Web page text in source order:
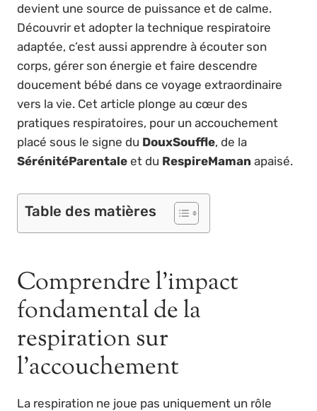
devient une source de puissance et de calme.
Découvrir et adopter la technique respiratoire
adaptée, c’est aussi apprendre à écouter son
corps, gérer son énergie et faire descendre
doucement bébé dans ce voyage extraordinaire
vers la vie. Cet article plonge au cœur des
pratiques respiratoires, pour un accouchement
placé sous le signe du DouxSouffle, de la
SérénitéParentale et du RespireMaman apaisé.
Table des matières
Comprendre l’impact
fondamental de la
respiration sur
l’accouchement
La respiration ne joue pas uniquement un rôle